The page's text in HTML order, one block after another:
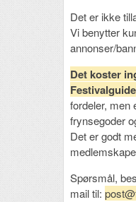
Det er ikke
Vi benytter
annonser/
Det koster
fordeler, men
frynsegoder
Det er godt
Spørsmål,
mail til: